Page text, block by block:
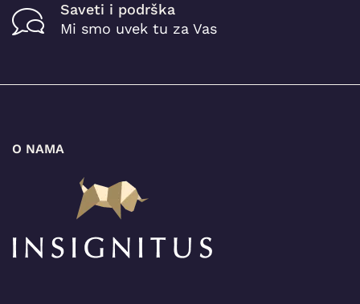
Saveti i podrška
Mi smo uvek tu za Vas
O NAMA